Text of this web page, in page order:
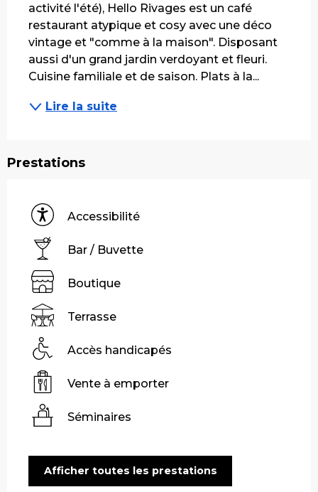
activité l'été), Hello Rivages est un café
restaurant atypique et cosy avec une déco
vintage et "comme à la maison". Disposant
aussi d'un grand jardin verdoyant et fleuri.
Cuisine familiale et de saison. Plats à la...
Lire la suite
Prestations
Accessibilité
Bar / Buvette
Boutique
Terrasse
Accès handicapés
Vente à emporter
Séminaires
Afficher toutes les prestations